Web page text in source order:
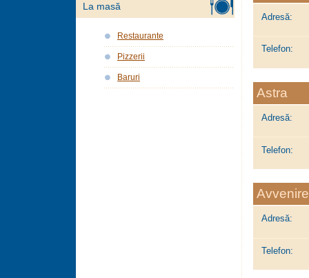
Adresă:
Telefon:
Astra
Adresă:
Telefon:
Adresă:
Telefon:
La masă
Restaurante
Pizzerii
Baruri